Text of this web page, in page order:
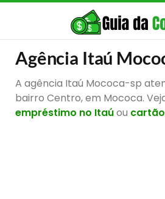
Agência Itaú
A agência Itaú Mococa-sp
bairro Centro, em Mococa.
empréstimo no Itaúou